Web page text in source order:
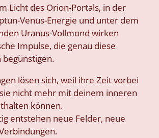
Licht des Orion-Portals, in der
Venus-Energie und unter dem
Uranus-Vollmond wirken
Impulse, die genau diese
begünstigen.
lösen sich, weil ihre Zeit vorbei
nicht mehr mit deinem inneren
können.
entstehen neue Felder, neue